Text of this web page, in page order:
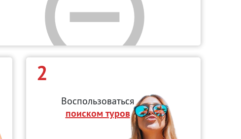
2
Воспользоваться
поиском туров